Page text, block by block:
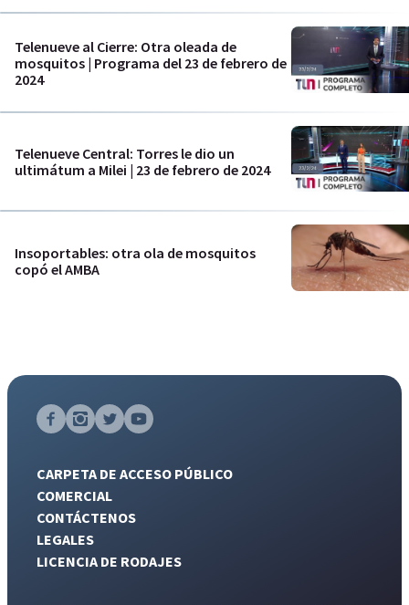
Telenueve al Cierre: Otra oleada de
mosquitos | Programa del 23 de febrero de
2024
Telenueve Central: Torres le dio un
ultimátum a Milei | 23 de febrero de 2024
Insoportables: otra ola de mosquitos
copó el AMBA
CARPETA DE ACCESO PÚBLICO
COMERCIAL
CONTÁCTENOS
LEGALES
LICENCIA DE RODAJES